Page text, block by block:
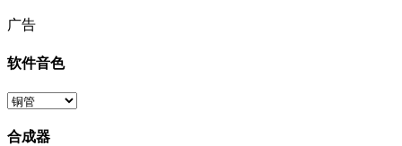
广告
软件音色
合成器